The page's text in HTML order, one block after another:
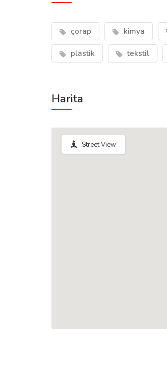
çorap kimya
plastik tekstil
Harita
Street View